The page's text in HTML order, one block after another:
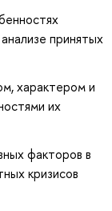
принятых
характером и
их
факторов в
кризисов